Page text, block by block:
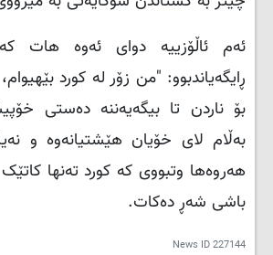
ئەم ئاڵۆزییە دوای ئەوە هات
ڕایگەیاندبوو: "من زۆر لە کورد
بۆ ناردن تا بیگەیەننە دەستی
بەڵام لای خۆیان هێشتیانەوە و
هەروەها وتبووی کە کورد تەنها
باشی شەڕ دەکات.
News ID227144